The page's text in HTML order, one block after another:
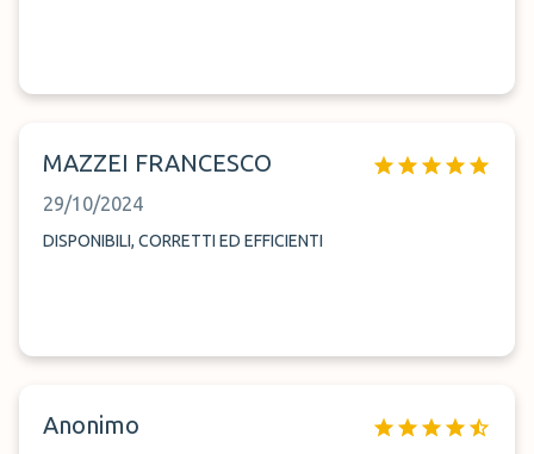
MAZZEI FRANCESCO
29/10/2024
DISPONIBILI, CORRETTI ED EFFICIENTI
Anonimo